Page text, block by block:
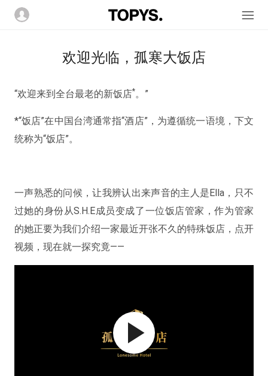
欢迎光临，孤寒大饭店
“欢迎来到全台最老的新饭店*。”
*“饭店”在中国台湾通常指“酒店”，为遵循统一语境，下文
统称为“饭店”。
一声熟悉的问候，让我辨认出来声音的主人是Ella，只不
过她的身份从S.H.E成员变成了一位饭店管家，作为管家
的她正要为我们介绍一家最近开张不久的特殊饭店，点开
视频，现在就一探究竟——